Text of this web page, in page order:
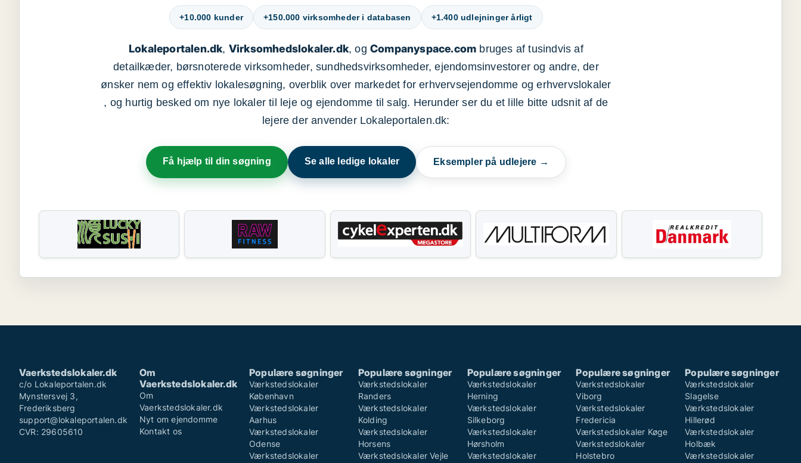
+10.000 kunder +150.000 virksomheder i databasen +1.400 udlejninger årligt
Lokaleportalen.dk, Virksomhedslokaler.dk, og Companyspace.com bruges af tusindvis af
detailkæder, børsnoterede virksomheder, sundhedsvirksomheder, ejendomsinvestorer og andre, der
ønsker nem og effektiv lokalesøgning, overblik over markedet for erhvervsejendomme og erhvervslokaler
, og hurtig besked om nye lokaler til leje og ejendomme til salg. Herunder ser du et lille bitte udsnit af de
lejere der anvender Lokaleportalen.dk:
Få hjælp til din søgning Se alle ledige lokaler Eksempler på udlejere →
Vaerkstedslokaler.dk
c/o Lokaleportalen.dk
Mynstersvej 3,
Frederiksberg
support@lokaleportalen.dk
CVR: 29605610
Om
Vaerkstedslokaler.dk
Om
Vaerkstedslokaler.dk
Nyt om ejendomme
Kontakt os
Populære søgninger
Værkstedslokaler
København
Værkstedslokaler
Aarhus
Værkstedslokaler
Odense
Værkstedslokaler
Populære søgninger
Værkstedslokaler
Randers
Værkstedslokaler
Kolding
Værkstedslokaler
Horsens
Værkstedslokaler Vejle
Populære søgninger
Værkstedslokaler
Herning
Værkstedslokaler
Silkeborg
Værkstedslokaler
Hørsholm
Værkstedslokaler
Populære søgninger
Værkstedslokaler
Viborg
Værkstedslokaler
Fredericia
Værkstedslokaler Køge
Værkstedslokaler
Holstebro
Populære søgninger
Værkstedslokaler
Slagelse
Værkstedslokaler
Hillerød
Værkstedslokaler
Holbæk
Værkstedslokaler